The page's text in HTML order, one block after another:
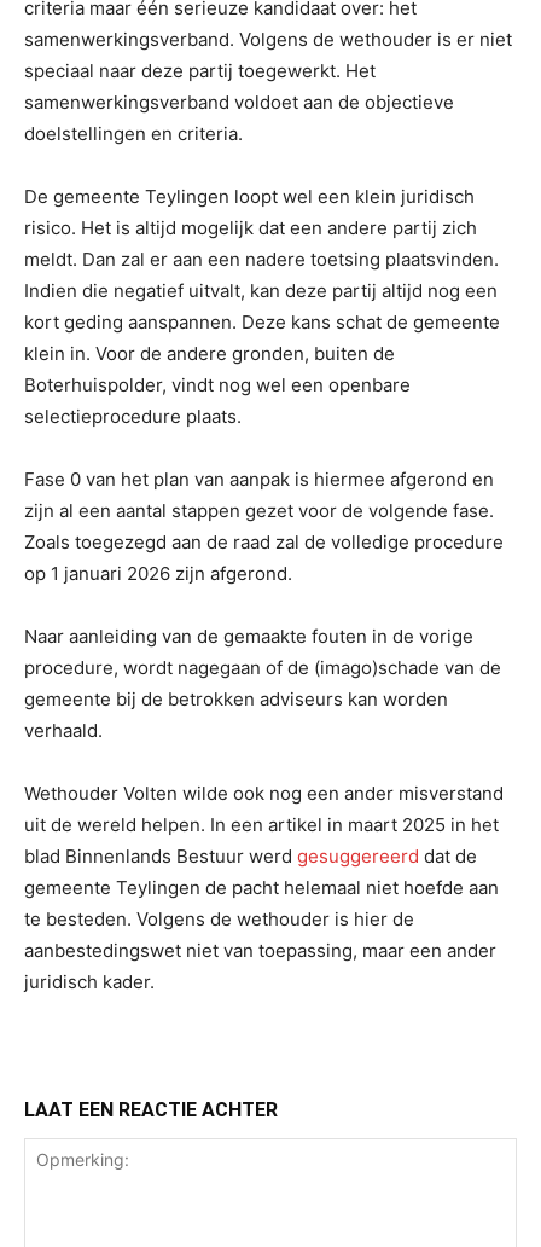
criteria maar één serieuze kandidaat over: het
samenwerkingsverband. Volgens de wethouder is er niet
speciaal naar deze partij toegewerkt. Het
samenwerkingsverband voldoet aan de objectieve
doelstellingen en criteria.
De gemeente Teylingen loopt wel een klein juridisch
risico. Het is altijd mogelijk dat een andere partij zich
meldt. Dan zal er aan een nadere toetsing plaatsvinden.
Indien die negatief uitvalt, kan deze partij altijd nog een
kort geding aanspannen. Deze kans schat de gemeente
klein in. Voor de andere gronden, buiten de
Boterhuispolder, vindt nog wel een openbare
selectieprocedure plaats.
Fase 0 van het plan van aanpak is hiermee afgerond en
zijn al een aantal stappen gezet voor de volgende fase.
Zoals toegezegd aan de raad zal de volledige procedure
op 1 januari 2026 zijn afgerond.
Naar aanleiding van de gemaakte fouten in de vorige
procedure, wordt nagegaan of de (imago)schade van de
gemeente bij de betrokken adviseurs kan worden
verhaald.
Wethouder Volten wilde ook nog een ander misverstand
uit de wereld helpen. In een artikel in maart 2025 in het
blad Binnenlands Bestuur werd gesuggereerd dat de
gemeente Teylingen de pacht helemaal niet hoefde aan
te besteden. Volgens de wethouder is hier de
aanbestedingswet niet van toepassing, maar een ander
juridisch kader.
LAAT EEN REACTIE ACHTER